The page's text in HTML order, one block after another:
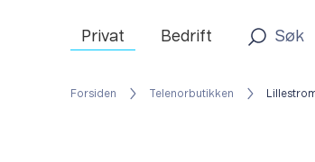
Privat Bedrift
Forsiden Telenorbutikken